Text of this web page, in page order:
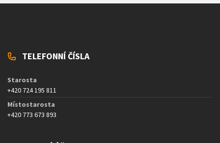
TELEFONNÍ ČÍSLA
Starosta
+420 724 195 811
Místostarosta
+420 773 673 893